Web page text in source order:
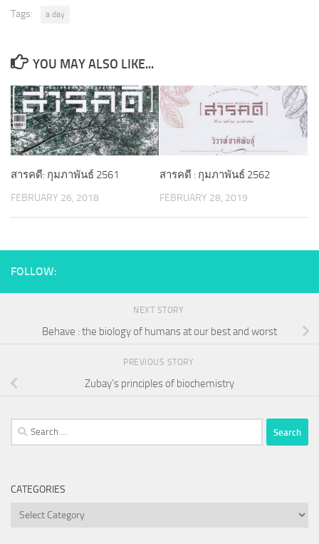
Tags: a day
YOU MAY ALSO LIKE...
สารคดี: กุมภาพันธ์ 2561
FEBRUARY 26, 2018
สารคดี : กุมภาพันธ์ 2562
FEBRUARY 28, 2019
FOLLOW:
NEXT STORY
Behave : the biology of humans at our best and worst
PREVIOUS STORY
Zubay’s principles of biochemistry
Search
for:
CATEGORIES
Categories